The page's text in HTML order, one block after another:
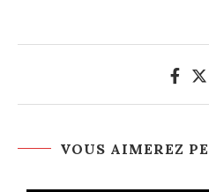
VOUS AIMEREZ